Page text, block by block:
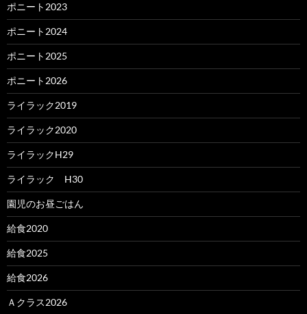
ポニート2023
ポニート2024
ポニート2025
ポニート2026
ライラック2019
ライラック2020
ライラックH29
ライラック H30
園児のお昼ごはん
給食2020
給食2025
給食2026
Ａクラス2026